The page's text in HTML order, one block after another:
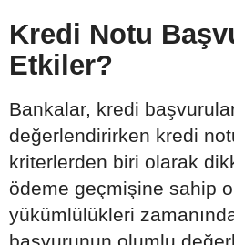
Kredi Notu
Etkiler?
Bankalar, kredi
değerlendirirken kredi
kriterlerden biri olarak
ödeme geçmişine sahip
yükümlülükleri